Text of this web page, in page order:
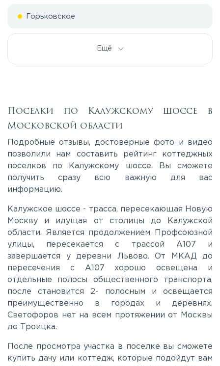
Горьковское
Киевское
Лихачевское
Минское
Новорижское
Новорязанское
Ещё
Поселки по Калужскому шоссе в
Московской области
Подробные отзывы, достоверные фото и видео
позволили нам составить рейтинг коттеджных
поселков по Калужскому шоссе. Вы сможете
получить сразу всю важную для вас
информацию.
Калужское шоссе - трасса, пересекающая Новую
Москву и идущая от столицы до Калужской
области. Является продолжением Профсоюзной
улицы, пересекается с трассой А107 и
завершается у деревни Львово. От МКАД до
пересечения с A107 хорошо освещена и
отдельные полосы общественного транспорта,
после становится 2- полосным и освещается
преимущественно в городах и деревнях.
Светофоров нет на всем протяжении от Москвы
до Троицка.
После просмотра участка в поселке вы сможете
купить дачу или коттедж, которые подойдут вам